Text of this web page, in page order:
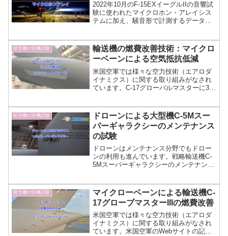
2022年10月のF-15EXイーグルIIの音響試
験に使われたマイクロホン・アレイシス
テムに加え、騒音形で計測するデータ
す。音の計測には、振動とはまた違う難
しさやノウハウがあります。
航空機の実機試験
輸送機の燃費改善技術：マイクロ
ーベーンによる空気抵抗低減
米国空軍では様々な空力技術（エアロダ
イナミクス）に関する取り組みがなされ
ています。C-17グローバルマスターに3D
用した空気抵抗低減による燃費改善につ
いて説明します。
航空機の実機試験
ドローンによる大型機C-5Mスー
パーギャラクシーのメンテナンス
の試験
ドローンはメンテナンス分野でもドロー
ンの利用も進んでいます。戦略輸送機C-
5Mスーパーギャラクシーのメンテナンス
効率化だけでなく副次的な効果も大きい
と考えています。
航空機の実機試験
マイクローベーンによる輸送機C-
17グローブマスターIIIの燃費改善
米国空軍では様々な空力技術（エアロダ
イナミクス）に関する取り組みがなされ
ています。米国空軍のWebサイトの記事